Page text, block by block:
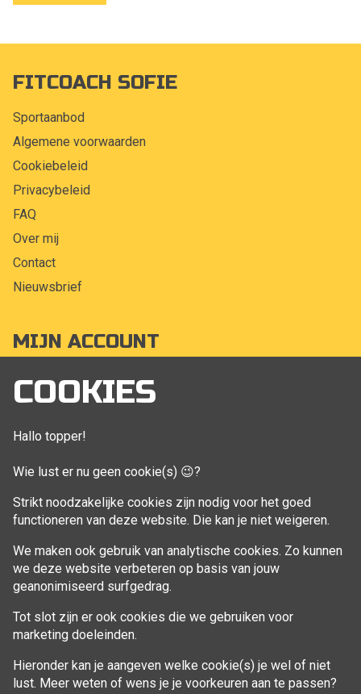
COOKIES
Hallo topper!
Wie lust er nu geen cookie(s) 😉?
Strikt noodzakelijke cookies zijn nodig voor het goed
functioneren van deze website. Die kan je niet weigeren.
We maken ook gebruik van analytische cookies. Zo kunnen
we deze website verbeteren op basis van jouw
geanonimiseerd surfgedrag.
Tot slot zijn er ook cookies die we gebruiken voor
marketing doeleinden.
Hieronder kan je aangeven welke cookie(s) je wel of niet
lust. Meer weten of wens je je voorkeuren aan te passen?
FITCOACH SOFIE
Sportaanbod
Algemene voorwaarden
Cookiebeleid
Privacybeleid
FAQ
Over mij
Contact
Nieuwsbrief
MIJN ACCOUNT
Mijn account
Bestellingen
Aankoop beheren
VOLG MIJ
Facebook